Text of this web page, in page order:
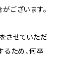
ございます。
させていただ
るため、何卒